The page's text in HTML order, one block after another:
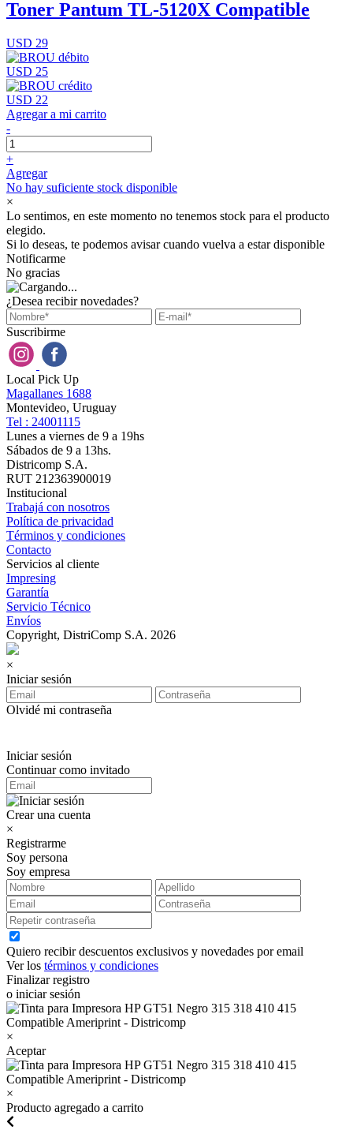
Toner Pantum TL-5120X Compatible
USD 29
USD 25
USD 22
Agregar a mi carrito
-
+
Agregar
No hay suficiente stock disponible
×
Lo sentimos, en este momento no tenemos stock para el producto
elegido.
Si lo deseas, te podemos avisar cuando vuelva a estar disponible
Notificarme
No gracias
¿Desea recibir novedades?
Suscribirme
Local Pick Up
Magallanes 1688
Montevideo, Uruguay
Tel : 24001115
Lunes a viernes de 9 a 19hs
Sábados de 9 a 13hs.
Districomp S.A.
RUT 212363900019
Institucional
Trabajá con nosotros
Política de privacidad
Términos y condiciones
Contacto
Servicios al cliente
Impresing
Garantía
Servicio Técnico
Envíos
Copyright, DistriComp S.A. 2026
×
Iniciar sesión
Olvidé mi contraseña
Iniciar sesión
Continuar como invitado
Crear una cuenta
×
Registrarme
Soy persona
Soy empresa
Quiero recibir descuentos exclusivos y novedades por email
Ver los términos y condiciones
Finalizar registro
o iniciar sesión
×
Aceptar
×
Producto agregado a carrito